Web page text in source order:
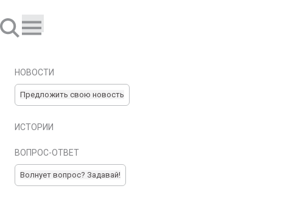
НОВОСТИ
Предложить свою новость
ИСТОРИИ
ВОПРОС-ОТВЕТ
Волнует вопрос? Задавай!